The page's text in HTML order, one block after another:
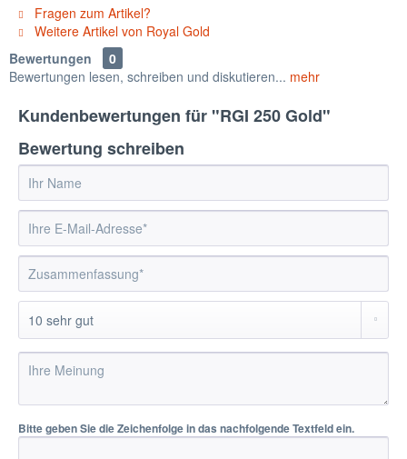
Fragen zum Artikel?
Weitere Artikel von Royal Gold
Bewertungen
0
Bewertungen lesen, schreiben und diskutieren... mehr
Kundenbewertungen für "RGI 250 Gold"
Bewertung schreiben
Bitte geben Sie die Zeichenfolge in das nachfolgende Textfeld ein.